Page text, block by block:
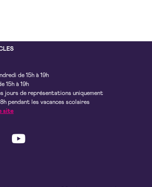
de 15h à 19h
15h à 19h
jours de représentations uniquement
pendant les vacances scolaires
site